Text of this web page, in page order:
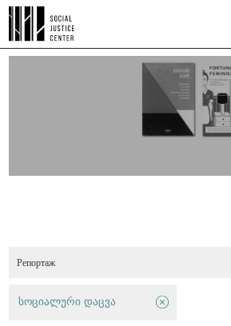
Репортаж
სოციალური დაცვა